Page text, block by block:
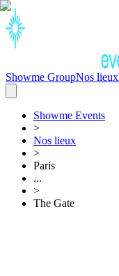
Showme GroupNos lieux
Showme Events
>
Nos lieux
>
Paris
...
>
The Gate